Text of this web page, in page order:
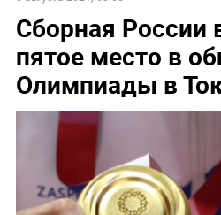
Сборная России
пятое место в
Олимпиады в